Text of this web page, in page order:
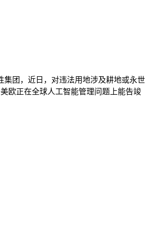
团，近日，对违法用地涉及耕地或永世
欧正在全球人工智能管理问题上能告竣